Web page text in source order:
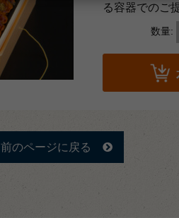
る容器でのご
数量:
前のページに戻る